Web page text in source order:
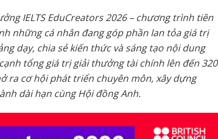
IELTS EduCreators 2026 – chương trình tiên
những cá nhân đang góp phần lan tỏa giá trị
dạy, chia sẻ kiến thức và sáng tạo nội dung
tổng giá trị giải thưởng tài chính lên đến 320
ra cơ hội phát triển chuyên môn, xây dựng
dài hạn cùng Hội đồng Anh.